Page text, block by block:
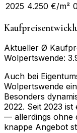
2025 4.250 €/m²
Aktueller Ø
Wolpertswende:
Auch bei
Wolpertswende
Besonders
2022. Seit 2023
— allerdings ohne
knappe Angebot